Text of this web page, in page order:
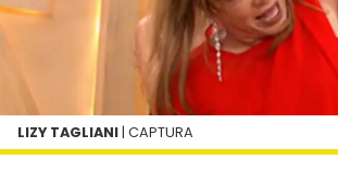
LIZY TAGLIANI | CAPTURA